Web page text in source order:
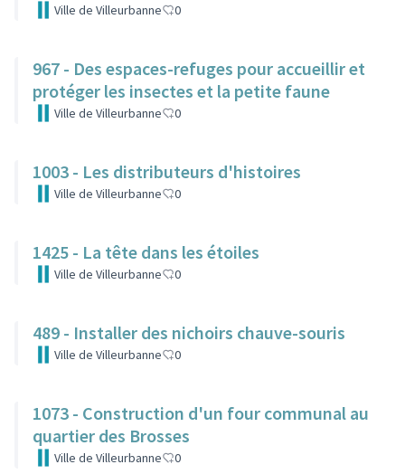
Ville de Villeurbanne 0
967 - Des espaces-refuges pour accueillir et
protéger les insectes et la petite faune
Ville de Villeurbanne 0
1003 - Les distributeurs d'histoires
Ville de Villeurbanne 0
1425 - La tête dans les étoiles
Ville de Villeurbanne 0
489 - Installer des nichoirs chauve-souris
Ville de Villeurbanne 0
1073 - Construction d'un four communal au
quartier des Brosses
Ville de Villeurbanne 0